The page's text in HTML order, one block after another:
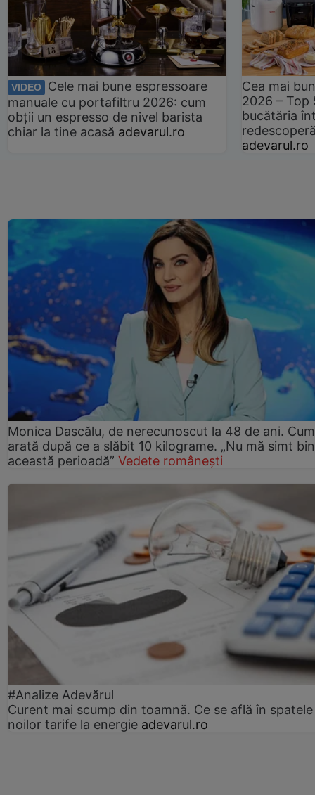
VIDEO
Cele mai bune espressoare
manuale cu portafiltru 2026: cum
obții un espresso de nivel barista
chiar la tine acasă adevarul.ro
Cea mai
2026 –
bucătăria
adevarul.ro
Monica Dascălu, de nerecunoscut la 48 de ani. Cum
arată după ce a slăbit 10 kilograme. „Nu mă simt
această perioadă” Vedete românești
#Analize Adevărul
Curent mai scump din toamnă. Ce se află în spatele
noilor tarife la energie adevarul.ro